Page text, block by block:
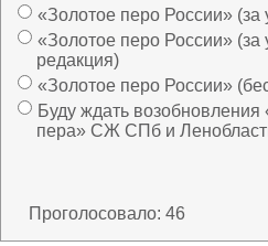
«Золотое перо России» (за
«Золотое перо России» (за
редакция)
«Золотое перо России»
Буду ждать
пера» СЖ СПб и
Проголосовало: 46